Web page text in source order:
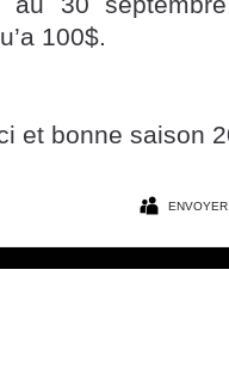
100$.
et bonne saison